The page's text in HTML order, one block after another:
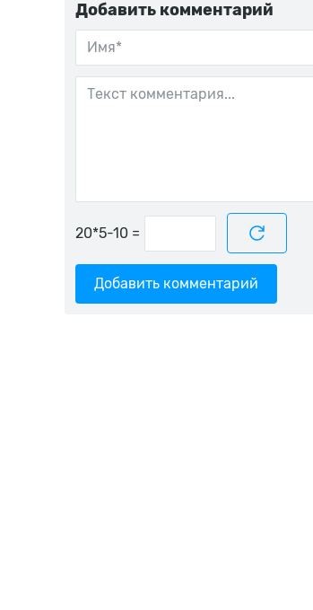
Добавить комментарий
=
Добавить комментарий